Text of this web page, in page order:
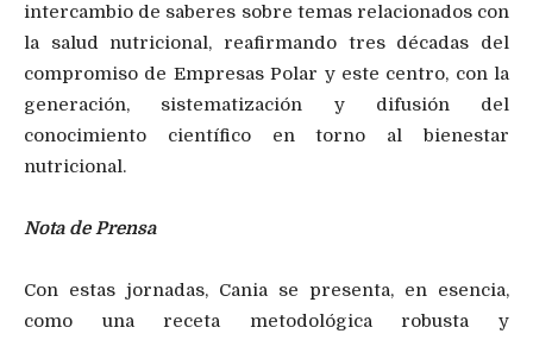
intercambio de saberes sobre temas relacionados con
la salud nutricional, reafirmando tres décadas del
compromiso de Empresas Polar y este centro, con la
generación, sistematización y difusión del
conocimiento científico en torno al bienestar
nutricional.
Nota de Prensa
Con estas jornadas, Cania se presenta, en esencia,
como una receta metodológica robusta y